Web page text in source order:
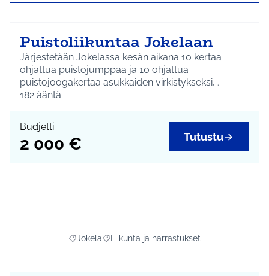
Puistoliikuntaa Jokelaan
Järjestetään Jokelassa kesän aikana 10 kertaa
ohjattua puistojumppaa ja 10 ohjattua
puistojoogakertaa asukkaiden virkistykseksi,
fyysisen hyvän olon lisäämiseksi ja kunnon
182 ääntä
Budjetti
2 000 € Tutustu
Rajaa tulokset aihepiirin mukaan: Jokela
Jokela Rajaa tulokset teeman mukaan: Liikunta
Liikunta ja harrastukset